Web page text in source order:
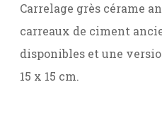
Carrelage grès cérame
carreaux de ciment
disponibles et une
15 x 15 cm.